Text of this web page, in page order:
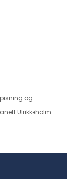
og
Ulrikkeholm